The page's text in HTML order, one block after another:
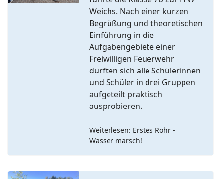
Weichs. Nach einer kurzen
Begrüßung und theoretischen
Einführung in die
Aufgabengebiete einer
Freiwilligen Feuerwehr
durften sich alle Schülerinnen
und Schüler in drei Gruppen
aufgeteilt praktisch
ausprobieren.
Weiterlesen: Erstes Rohr -
Wasser marsch!